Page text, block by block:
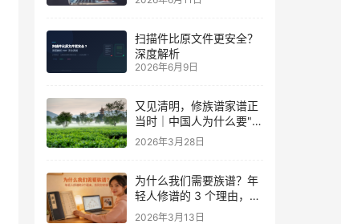
扫描件比原文件更安全？
深度解析
2026年6月9日
又见清明，修族谱家谱正
当时｜中国人为什么要"慎
终追远"？
2026年3月28日
为什么我们需要族谱？年
轻人修谱的 3 个理由，找
到你的根
2026年3月13日